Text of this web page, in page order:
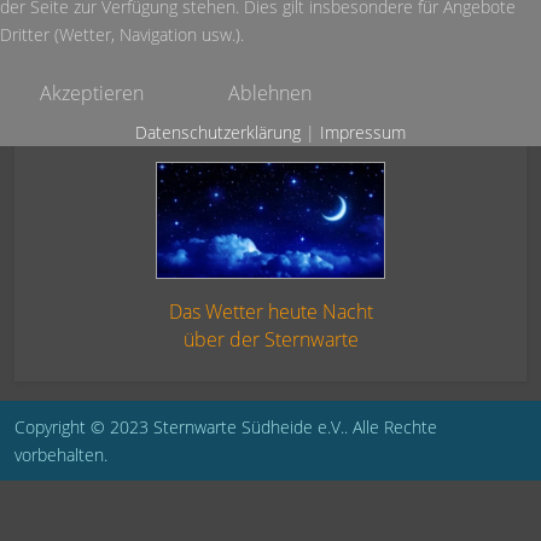
Das Wetter heute Nacht
über der Sternwarte
Copyright © 2023 Sternwarte Südheide e.V.. Alle Rechte
vorbehalten.
der Seite zur Verfügung stehen. Dies gilt insbesondere für Angebote
Dritter (Wetter, Navigation usw.).
Akzeptieren Ablehnen
Datenschutzerklärung | Impressum